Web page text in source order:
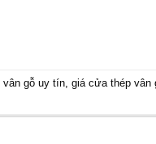
vân gỗ uy tín,giá cửa thép vân